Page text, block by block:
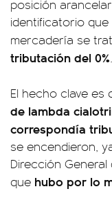
posición
identificatorio
mercadería se
tributación del 0%.
El hecho clave es
de lambda
correspondía
se encendieron,
Dirección
que hubo por lo